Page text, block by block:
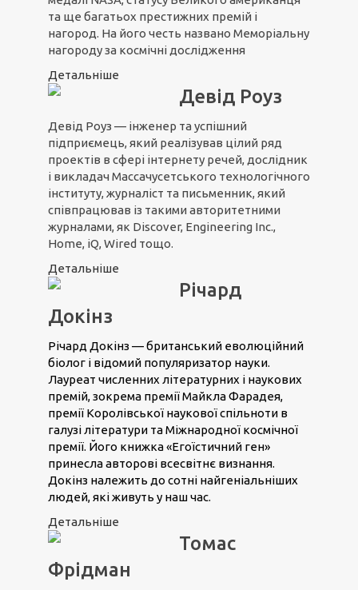
та ще багатьох престижних премій і
нагород. На його честь названо Меморіальну
нагороду за космічні дослідження
Детальніше
Девід Роуз
Девід Роуз — інженер та успішний
підприємець, який реалізував цілий ряд
проектів в сфері інтернету речей, дослідник
і викладач Массачусетського технологічного
інституту, журналіст та письменник, який
співпрацював із такими авторитетними
журналами, як Discover, Engineering Inc.,
Home, iQ, Wired тощо.
Детальніше
Річард
Докінз
Річард Докінз — британський еволюційний
біолог і відомий популяризатор науки.
Лауреат численних літературних і наукових
премій, зокрема премії Майкла Фарадея,
премії Королівської наукової спільноти в
галузі літератури та Міжнародної космічної
премії. Його книжка «Егоїстичний ген»
принесла авторові всесвітнє визнання.
Докінз належить до сотні найгеніальніших
людей, які живуть у наш час.
Детальніше
Томас
Фрідман